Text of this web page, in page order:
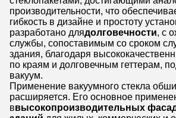
производительности, что
гибкость в дизайне и простоту
разработано длядолговечности, с
службы, сопоставимым со сроком
здания, благодаря
по краям и долговечным геттерам,
вакуум.
Применение вакуумного стекла
расширяется. Его основное
ввысокопроизводительных